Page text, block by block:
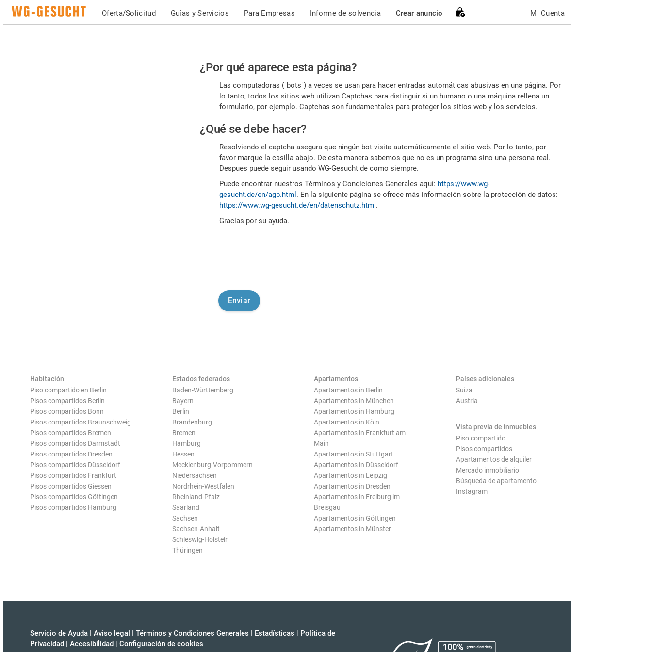
Oferta/Solicitud Guías y Servicios Para Empresas Informe de solvencia Crear anuncio Mi Cuenta
Por
favor,
confirme
es
humano
¿Por qué aparece esta página?
Las computadoras ("bots") a veces se usan para hacer entradas automáticas abusivas en una página. Por
lo tanto, todos los sitios web utilizan Captchas para distinguir si un humano o una máquina rellena un
formulario, por ejemplo. Captchas son fundamentales para proteger los sitios web y los servicios.
¿Qué se debe hacer?
Resolviendo el captcha asegura que ningún bot visita automáticamente el sitio web. Por lo tanto, por
favor marque la casilla abajo. De esta manera sabemos que no es un programa sino una persona real.
Despues puede seguir usando WG-Gesucht.de como siempre.
Puede encontrar nuestros Términos y Condiciones Generales aquí: https://www.wg-
gesucht.de/en/agb.html . En la siguiente página se ofrece más información sobre la protección de datos:
https://www.wg-gesucht.de/en/datenschutz.html .
Gracias por su ayuda.
Habitación
Piso compartido en Berlin
Pisos compartidos Berlin
Pisos compartidos Bonn
Pisos compartidos Braunschweig
Pisos compartidos Bremen
Pisos compartidos Darmstadt
Pisos compartidos Dresden
Pisos compartidos Düsseldorf
Pisos compartidos Frankfurt
Pisos compartidos Giessen
Pisos compartidos Göttingen
Pisos compartidos Hamburg
Estados federados
Baden-Württemberg
Bayern
Berlin
Brandenburg
Bremen
Hamburg
Hessen
Mecklenburg-Vorpommern
Niedersachsen
Nordrhein-Westfalen
Rheinland-Pfalz
Saarland
Sachsen
Sachsen-Anhalt
Schleswig-Holstein
Thüringen
Apartamentos
Apartamentos in Berlin
Apartamentos in München
Apartamentos in Hamburg
Apartamentos in Köln
Apartamentos in Frankfurt am
Main
Apartamentos in Stuttgart
Apartamentos in Düsseldorf
Apartamentos in Leipzig
Apartamentos in Dresden
Apartamentos in Freiburg im
Breisgau
Apartamentos in Göttingen
Apartamentos in Münster
Países adicionales
Suiza
Austria
Vista previa de inmuebles
Piso compartido
Pisos compartidos
Apartamentos de alquiler
Mercado inmobiliario
Búsqueda de apartamento
Instagram
Servicio de Ayuda | Aviso legal | Términos y Condiciones Generales | Estadísticas | Política de
Privacidad | Accesibilidad | Configuración de cookies